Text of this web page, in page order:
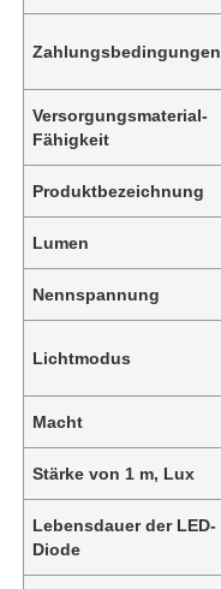
Zahlungsbedingungen
Versorgungsmaterial-
Fähigkeit
Produktbezeichnung
Lumen
Nennspannung
Lichtmodus
Macht
Stärke von 1 m, Lux
Lebensdauer der LED-
Diode